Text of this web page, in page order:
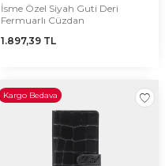
İsme Özel Siyah Guti Deri
Fermuarlı Cüzdan
1.897,39 TL
Kargo Bedava